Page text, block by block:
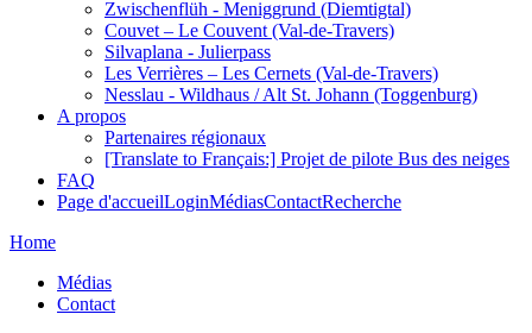
Zwischenflüh - Meniggrund (Diemtigtal)
Couvet – Le Couvent (Val-de-Travers)
Silvaplana - Julierpass
Les Verrières – Les Cernets (Val-de-Travers)
Nesslau - Wildhaus / Alt St. Johann (Toggenburg)
A propos
Partenaires régionaux
[Translate to Français:] Projet de pilote Bus des neiges
FAQ
Page d'accueilLoginMédiasContactRecherche
Home
Médias
Contact